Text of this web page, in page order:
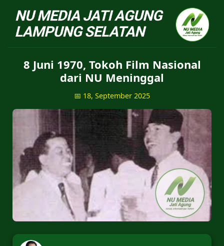
NU Jatiagung - Situs
8 Juni 1970, Tokoh Film Nasional
dari NU Meninggal
📅 18, September 2025